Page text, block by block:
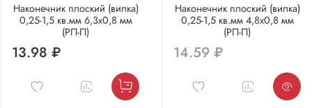
Наконечник плоский (вилка)
0,25-1,5 кв.мм 6,3х0,8 мм
(РП-П)
13.98 ₽
Наконечник плоский (вилка)
0,25-1,5 кв.мм 4,8х0,8 мм
(РП-П)
14.59 ₽